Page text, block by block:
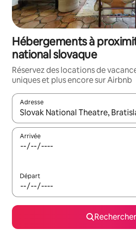
Hébergements à
national slovaque
Réservez des locations de
uniques et plus encore sur Airbnb
Adresse
Lorsque les résultats s'affichent,
Arrivée
Départ
Rechercher